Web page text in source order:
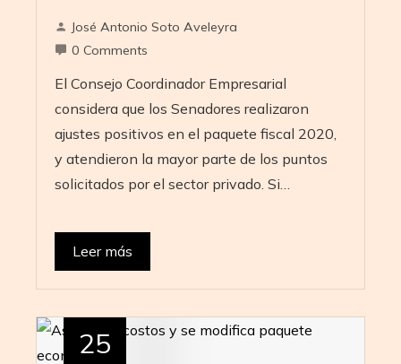
José Antonio Soto Aveleyra
0 Comments
El Consejo Coordinador Empresarial
considera que los Senadores realizaron
ajustes positivos en el paquete fiscal 2020,
y atendieron la mayor parte de los puntos
solicitados por el sector privado. Si…
Leer más
25